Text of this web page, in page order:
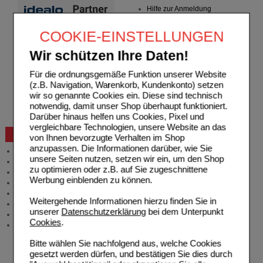
COOKIE-EINSTELLUNGEN
Wir schützen Ihre Daten!
Für die ordnungsgemäße Funktion unserer Website
(z.B. Navigation, Warenkorb, Kundenkonto) setzen
wir so genannte Cookies ein. Diese sind technisch
notwendig, damit unser Shop überhaupt funktioniert.
Darüber hinaus helfen uns Cookies, Pixel und
vergleichbare Technologien, unsere Website an das
von Ihnen bevorzugte Verhalten im Shop
anzupassen. Die Informationen darüber, wie Sie
unsere Seiten nutzen, setzen wir ein, um den Shop
zu optimieren oder z.B. auf Sie zugeschnittene
Werbung einblenden zu können.
Weitergehende Informationen hierzu finden Sie in
unserer Datenschutzerklärungbei dem Unterpunkt
Cookies.
Bitte wählen Sie nachfolgend aus, welche Cookies
gesetzt werden dürfen, und bestätigen Sie dies durch
Hilfe zur Anmeldung
Zahlungsmöglichkeiten
Rezepte einlösen
Freiumschläge anfordern
Freiumschläge downloaden
Auslandsbestellung
Reklamation
Widerrufsformular
Problembehebung
Bestellschein
Beratung und Service
Allgemeine Information
Produktberatung
Meldung Arzneimittelrisiken
Zuzahlungsfreie Arzneien
Newsletter
Neukundenprämie
Stellenangebote